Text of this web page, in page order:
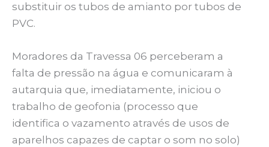
substituir os tubos de amianto por tubos de
PVC.
Moradores da Travessa 06 perceberam a
falta de pressão na água e comunicaram à
autarquia que, imediatamente, iniciou o
trabalho de geofonia (processo que
identifica o vazamento através de usos de
aparelhos capazes de captar o som no solo)